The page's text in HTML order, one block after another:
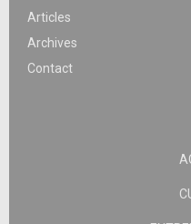
Articles
Archives
Contact